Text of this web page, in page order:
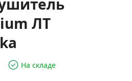
ЛТ
На складе